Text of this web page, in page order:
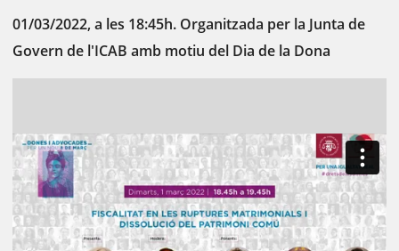
01/03/2022, a les 18:45h. Organitzada per la Junta de
Govern de l'ICAB amb motiu del Dia de la Dona